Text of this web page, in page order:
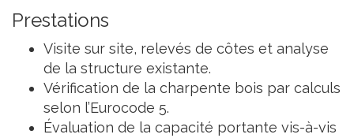
Prestations
Visite sur site, relevés de côtes et analyse
de la structure existante.
Vérification de la charpente bois par calculs
selon l’Eurocode 5.
Évaluation de la capacité portante vis-à-vis